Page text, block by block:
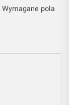
Wymagane pola